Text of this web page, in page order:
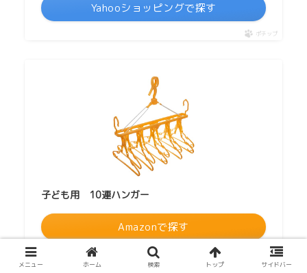
Yahooショッピングで探す
ポチップ
子ども用 10連ハンガー
Amazonで探す
楽天市場で探す
メニュー ホーム 検索 トップ サイドバー